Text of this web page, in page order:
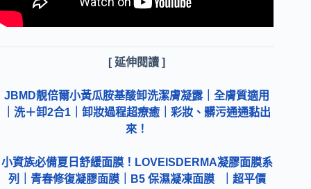
[ 延伸閱讀 ]
JBMD靚倍爾小黃瓜胺基酸卸洗潔膚凝露｜全膚質適用
｜洗＋卸2合1｜卸妝過程超療癒｜彩妝、髒污通通黏出
來！
小資族必備夏日舒緩面膜！LOVEISDERMA凝膠面膜系
列｜青春修復凝膠面膜｜B5 保濕凝凍面膜 ｜超平價